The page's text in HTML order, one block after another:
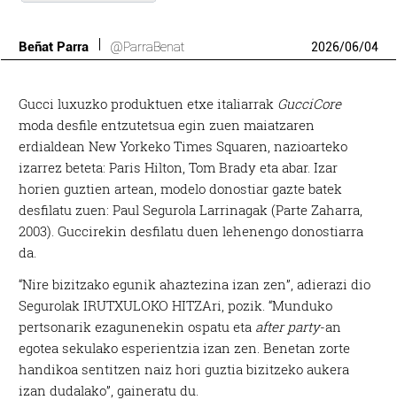
Beñat Parra @ParraBenat 2026/06/04
Gucci luxuzko produktuen etxe italiarrak GucciCore
moda desfile entzutetsua egin zuen maiatzaren
erdialdean New Yorkeko Times Squaren, nazioarteko
izarrez beteta: Paris Hilton, Tom Brady eta abar. Izar
horien guztien artean, modelo donostiar gazte batek
desfilatu zuen: Paul Segurola Larrinagak (Parte Zaharra,
2003). Guccirekin desfilatu duen lehenengo donostiarra
da.
“Nire bizitzako egunik ahaztezina izan zen”, adierazi dio
Segurolak IRUTXULOKO HITZAri, pozik. “Munduko
pertsonarik ezagunenekin ospatu eta after party-an
egotea sekulako esperientzia izan zen. Benetan zorte
handikoa sentitzen naiz hori guztia bizitzeko aukera
izan dudalako”, gaineratu du.